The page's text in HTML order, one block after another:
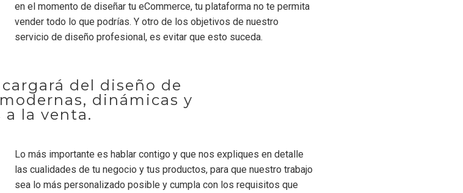
en el momento de diseñar tu eCommerce, tu plataforma no te permita
vender todo lo que podrías. Y otro de los objetivos de nuestro
servicio de diseño profesional, es evitar que esto suceda.
del diseño de
dinámicas y
a la venta.
Lo más importante es hablar contigo y que nos expliques en detalle
las cualidades de tu negocio y tus productos, para que nuestro trabajo
sea lo más personalizado posible y cumpla con los requisitos que